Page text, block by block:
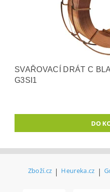
SVAŘOVACÍ DRÁT C
G3SI1
Zboží.cz | Heureka.cz |